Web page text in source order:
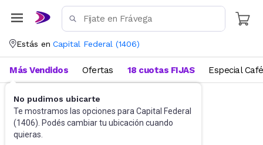
Estás en Capital Federal (1406)
No pudimos ubicarte
Te mostramos las opciones para Capital Federal
(1406). Podés cambiar tu ubicación cuando
quieras.
Más Vendidos Ofertas 18 cuotas FIJAS Especial Café
Dermocosmética Serums y Boosters